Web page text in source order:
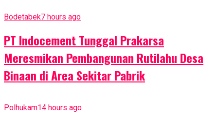
Bodetabek7 hours ago
PT Indocement Tunggal Prakarsa
Meresmikan Pembangunan Rutilahu Desa
Binaan di Area Sekitar Pabrik
Polhukam14 hours ago